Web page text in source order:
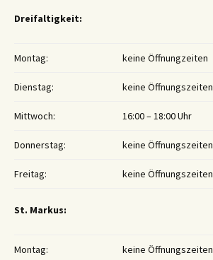
Dreifaltigkeit:
Montag: keine Öffnungzeiten
Dienstag: keine Öffnungszeiten
Mittwoch: 16:00 – 18:00 Uhr
Donnerstag: keine Öffnungszeiten
Freitag: keine Öffnungszeiten
St. Markus:
Montag: keine Öffnungszeiten